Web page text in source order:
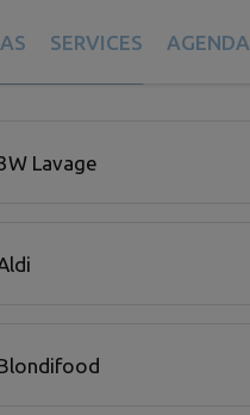
SERVICES AGENDA
Lavage